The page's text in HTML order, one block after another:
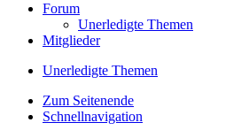
Forum
Unerledigte Themen
Mitglieder
Unerledigte Themen
Zum Seitenende
Schnellnavigation